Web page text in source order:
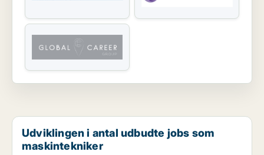
Udviklingen i antal udbudte jobs som
maskintekniker